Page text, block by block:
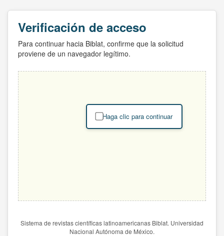
Verificación de acceso
Para continuar hacia Biblat, confirme que la solicitud
proviene de un navegador legítimo.
Haga clic para continuar
Sistema de revistas científicas latinoamericanas Biblat. Universidad
Nacional Autónoma de México.